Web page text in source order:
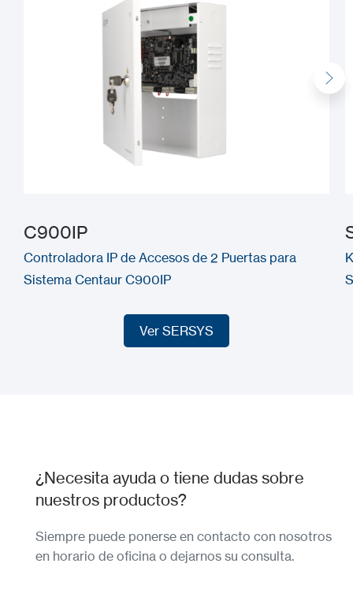
C900IP
Controladora IP de Accesos de 2 Puertas para
Sistema Centaur C900IP
Ver SERSYS
¿Necesita ayuda o tiene dudas sobre
nuestros productos?
Siempre puede ponerse en contacto con nosotros
en horario de oficina o dejarnos su consulta.